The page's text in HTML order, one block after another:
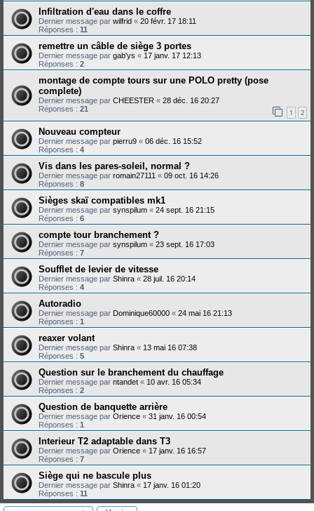
Infiltration d'eau dans le coffre
Dernier message par wilfrid « 20 févr. 17 18:11
Réponses : 11
remettre un câble de siège 3 portes
Dernier message par gab'ys « 17 janv. 17 12:13
Réponses : 2
montage de compte tours sur une POLO pretty (pose
complete)
Dernier message par CHEESTER « 28 déc. 16 20:27
Réponses : 21 1 2
Nouveau compteur
Dernier message par pierru9 « 06 déc. 16 15:52
Réponses : 4
Vis dans les pares-soleil, normal ?
Dernier message par romain27111 « 09 oct. 16 14:26
Réponses : 8
Sièges skaï compatibles mk1
Dernier message par synspilum « 24 sept. 16 21:15
Réponses : 6
compte tour branchement ?
Dernier message par synspilum « 23 sept. 16 17:03
Réponses : 7
Soufflet de levier de vitesse
Dernier message par Shinra « 28 juil. 16 20:14
Réponses : 4
Autoradio
Dernier message par Dominique60000 « 24 mai 16 21:13
Réponses : 1
reaxer volant
Dernier message par Shinra « 13 mai 16 07:38
Réponses : 5
Question sur le branchement du chauffage
Dernier message par ntandet « 10 avr. 16 05:34
Réponses : 2
Question de banquette arrière
Dernier message par Orience « 31 janv. 16 00:54
Réponses : 1
Interieur T2 adaptable dans T3
Dernier message par Orience « 17 janv. 16 16:57
Réponses : 7
Siège qui ne bascule plus
Dernier message par Shinra « 17 janv. 16 01:20
Réponses : 11